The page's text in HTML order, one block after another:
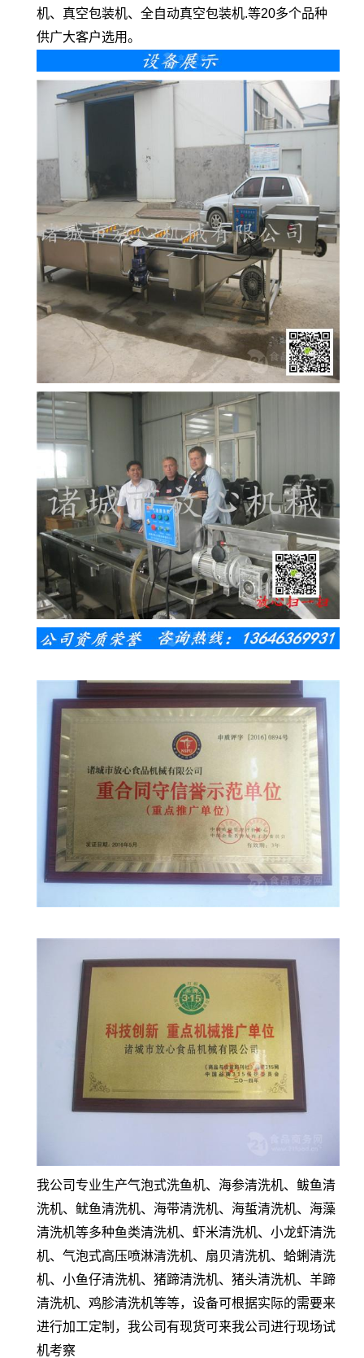
机、真空包装机、全自动真空包装机.等20多个品种
供广大客户选用。
我公司专业生产气泡式洗鱼机、海参清洗机、鲅鱼清
洗机、鱿鱼清洗机、海带清洗机、海蜇清洗机、海藻
清洗机等多种鱼类清洗机、虾米清洗机、小龙虾清洗
机、气泡式高压喷淋清洗机、扇贝清洗机、蛤蜊清洗
机、小鱼仔清洗机、猪蹄清洗机、猪头清洗机、羊蹄
清洗机、鸡胗清洗机等等，设备可根据实际的需要来
进行加工定制，我公司有现货可来我公司进行现场试
机考察